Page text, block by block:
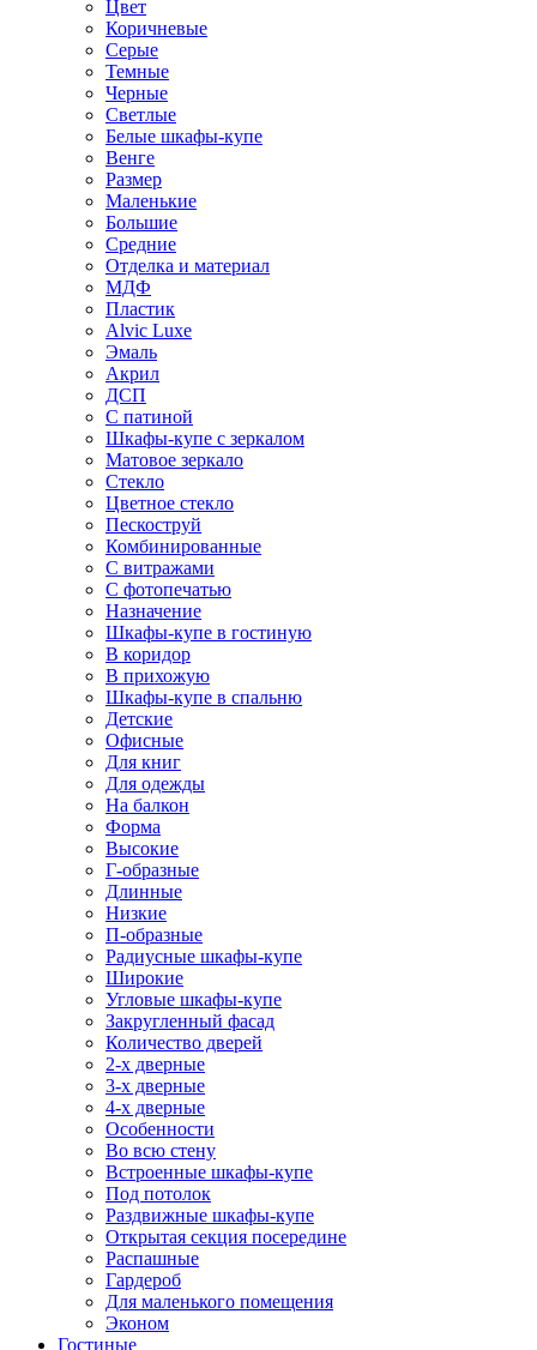
Цвет
Коричневые
Серые
Темные
Черные
Светлые
Белые шкафы-купе
Венге
Размер
Маленькие
Большие
Средние
Отделка и материал
МДФ
Пластик
Alvic Luxe
Эмаль
Акрил
ДСП
С патиной
Шкафы-купе с зеркалом
Матовое зеркало
Стекло
Цветное стекло
Пескоструй
Комбинированные
С витражами
С фотопечатью
Назначение
Шкафы-купе в гостиную
В коридор
В прихожую
Шкафы-купе в спальню
Детские
Офисные
Для книг
Для одежды
На балкон
Форма
Высокие
Г-образные
Длинные
Низкие
П-образные
Радиусные шкафы-купе
Широкие
Угловые шкафы-купе
Закругленный фасад
Количество дверей
2-х дверные
3-х дверные
4-х дверные
Особенности
Во всю стену
Встроенные шкафы-купе
Под потолок
Раздвижные шкафы-купе
Открытая секция посередине
Распашные
Гардероб
Для маленького помещения
Эконом
Гостиные